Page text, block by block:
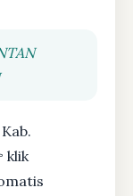
klik